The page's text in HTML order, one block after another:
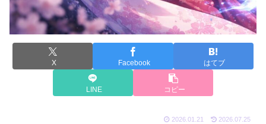
X Facebook はてブ
LINE コピー
2026.01.21 2026.07.25